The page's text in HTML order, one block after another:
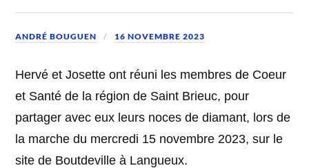
ANDRÉ BOUGUEN 16 NOVEMBRE 2023
Hervé et Josette ont réuni les membres de Coeur
et Santé de la région de Saint Brieuc, pour
partager avec eux leurs noces de diamant, lors de
la marche du mercredi 15 novembre 2023, sur le
site de Boutdeville à Langueux.